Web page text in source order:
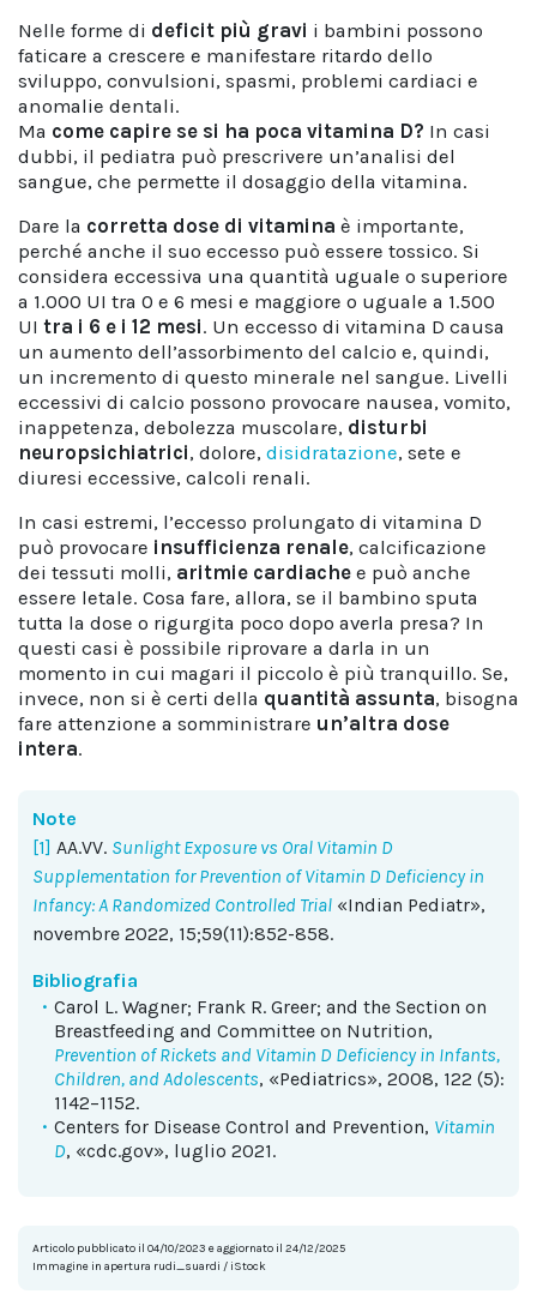
Nelle forme di deficit più gravi i bambini possono
faticare a crescere e manifestare ritardo dello
sviluppo, convulsioni, spasmi, problemi cardiaci e
anomalie dentali.
Ma come capire se si ha poca vitamina D? In casi
dubbi, il pediatra può prescrivere un’analisi del
sangue, che permette il dosaggio della vitamina.
Dare la corretta dose di vitamina è importante,
perché anche il suo eccesso può essere tossico. Si
considera eccessiva una quantità uguale o superiore
a 1.000 UI tra 0 e 6 mesi e maggiore o uguale a 1.500
UI tra i 6 e i 12 mesi. Un eccesso di vitamina D causa
un aumento dell’assorbimento del calcio e, quindi,
un incremento di questo minerale nel sangue. Livelli
eccessivi di calcio possono provocare nausea, vomito,
inappetenza, debolezza muscolare, disturbi
neuropsichiatrici, dolore, disidratazione, sete e
diuresi eccessive, calcoli renali.
In casi estremi, l’eccesso prolungato di vitamina D
può provocare insufficienza renale, calcificazione
dei tessuti molli, aritmie cardiache e può anche
essere letale. Cosa fare, allora, se il bambino sputa
tutta la dose o rigurgita poco dopo averla presa? In
questi casi è possibile riprovare a darla in un
momento in cui magari il piccolo è più tranquillo. Se,
invece, non si è certi della quantità assunta, bisogna
fare attenzione a somministrare un’altra dose
intera.
Note
[1] AA.VV. Sunlight Exposure vs Oral Vitamin D
Supplementation for Prevention of Vitamin D Deficiency in
Infancy: A Randomized Controlled Trial «Indian Pediatr»,
novembre 2022, 15;59(11):852-858.
Bibliografia
Carol L. Wagner; Frank R. Greer; and the Section on
Breastfeeding and Committee on Nutrition,
Prevention of Rickets and Vitamin D Deficiency in Infants,
Children, and Adolescents, «Pediatrics», 2008, 122 (5):
1142–1152.
Centers for Disease Control and Prevention, Vitamin
D, «cdc.gov», luglio 2021.
Articolo pubblicato il 04/10/2023 e aggiornato il 24/12/2025
Immagine in apertura rudi_suardi / iStock